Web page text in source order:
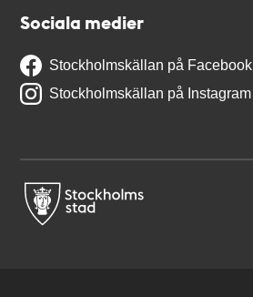
Sociala medier
Stockholmskällan på Facebook
Stockholmskällan på Instagram